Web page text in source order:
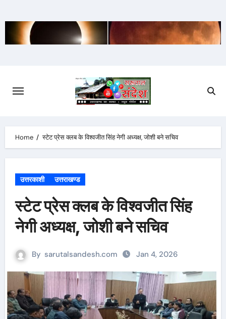
to
Home स्टेट प्रेस क्लब के विश्वजीत सिंह नेगी अध्यक्ष, जोशी बने सचिव
उत्तरकाशी उत्तराखण्ड
स्टेट प्रेस क्लब के विश्वजीत सिंह
नेगी अध्यक्ष, जोशी बने सचिव
By sarutalsandesh.com Jan 4, 2026